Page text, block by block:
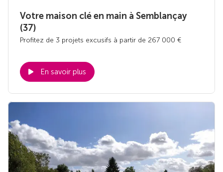
Votre maison clé en main à Semblançay
(37)
Profitez de 3 projets excusifs à partir de 267 000 €
En savoir plus